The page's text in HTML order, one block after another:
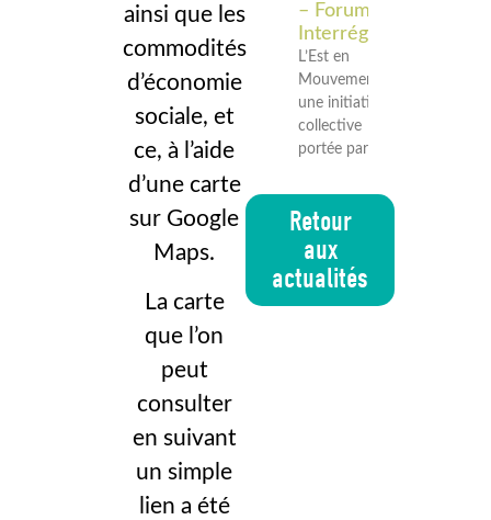
ainsi que les
commodités
d’économie
sociale, et
ce, à l’aide
d’une carte
sur Google
Maps.
La carte
que l’on
peut
consulter
en suivant
un simple
lien a été
– Forum
Interrégional
L’Est en
Mouvement est
une initiative
collective
portée par les
Retour
aux
actualités